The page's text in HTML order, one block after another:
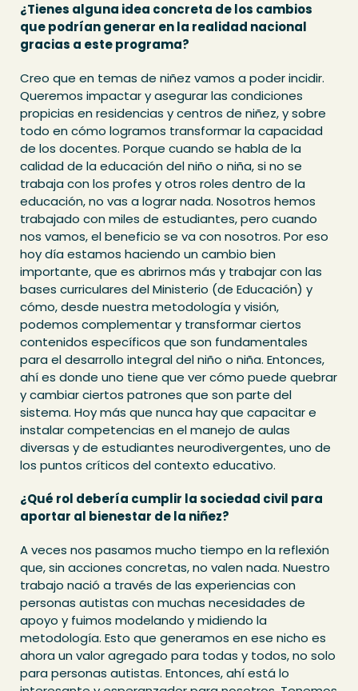
¿Tienes alguna idea concreta de los cambios
que podrían generar en la realidad nacional
gracias a este programa?
Creo que en temas de niñez vamos a poder incidir.
Queremos impactar y asegurar las condiciones
propicias en residencias y centros de niñez, y sobre
todo en cómo logramos transformar la capacidad
de los docentes. Porque cuando se habla de la
calidad de la educación del niño o niña, si no se
trabaja con los profes y otros roles dentro de la
educación, no vas a lograr nada. Nosotros hemos
trabajado con miles de estudiantes, pero cuando
nos vamos, el beneficio se va con nosotros. Por eso
hoy día estamos haciendo un cambio bien
importante, que es abrirnos más y trabajar con las
bases curriculares del Ministerio (de Educación) y
cómo, desde nuestra metodología y visión,
podemos complementar y transformar ciertos
contenidos específicos que son fundamentales
para el desarrollo integral del niño o niña. Entonces,
ahí es donde uno tiene que ver cómo puede quebrar
y cambiar ciertos patrones que son parte del
sistema. Hoy más que nunca hay que capacitar e
instalar competencias en el manejo de aulas
diversas y de estudiantes neurodivergentes, uno de
los puntos críticos del contexto educativo.
¿Qué rol debería cumplir la sociedad civil para
aportar al bienestar de la niñez?
A veces nos pasamos mucho tiempo en la reflexión
que, sin acciones concretas, no valen nada. Nuestro
trabajo nació a través de las experiencias con
personas autistas con muchas necesidades de
apoyo y fuimos modelando y midiendo la
metodología. Esto que generamos en ese nicho es
ahora un valor agregado para todas y todos, no solo
para personas autistas. Entonces, ahí está lo